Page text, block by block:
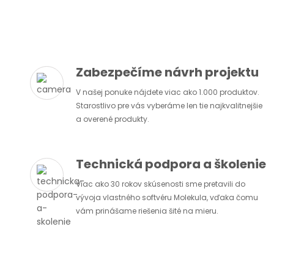
Zabezpečíme návrh projektu
V našej ponuke nájdete viac ako 1.000 produktov.
Starostlivo pre vás vyberáme len tie najkvalitnejšie
a overené produkty.
Technická podpora a školenie
Viac ako 30 rokov skúsenosti sme pretavili do
vývoja vlastného softvéru Molekula, vďaka čomu
vám prinášame riešenia šité na mieru.